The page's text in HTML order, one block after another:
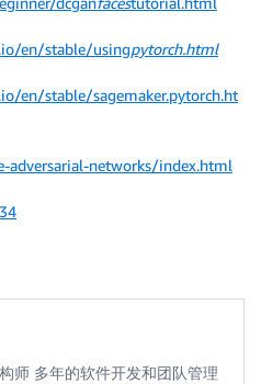
en/stable/usingpytorch.html
en/stable/sagemaker.pytorch.ht
adversarial-networks/index.html
师 多年的软件开发和团队管理